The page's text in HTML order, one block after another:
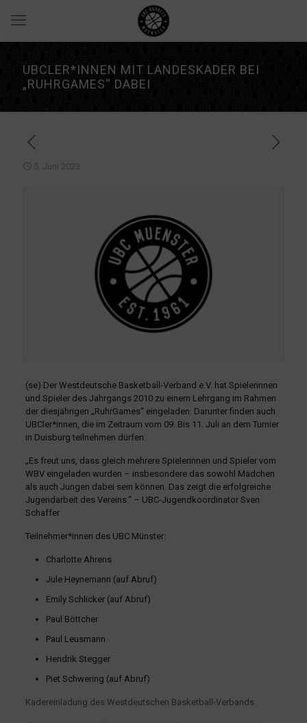
UBCLER*INNEN MIT LANDESKADER BEI
„RUHRGAMES“ DABEI
5. Juni 2023
(se) Der Westdeutsche Basketball-Verband e.V. hat Spielerinnen
und Spieler des Jahrgangs 2010 zu einem Lehrgang im Rahmen
der diesjährigen „RuhrGames“ eingeladen. Darunter finden auch
UBCler*innen, die im Zeitraum vom 09. Bis 11. Juli an dem Turnier
in Duisburg teilnehmen dürfen.
„Es freut uns, dass gleich mehrere Spielerinnen und Spieler vom
WBV eingeladen wurden – insbesondere das sowohl Mädchen
als auch Jungen dabei sein können. Das zeigt die erfolgreiche
Jugendarbeit des Vereins.“ – UBC-Jugendkoordinator Sven
Schaffer
Teilnehmer*innen des UBC Münster:
Charlotte Ahrens
Jule Heynemann (auf Abruf)
Emily Schlicker (auf Abruf)
Paul Böttcher
Paul Leusmann
Hendrik Stegger
Piet Schwering (auf Abruf)
Kadereinladung des Westdeutschen Basketball-Verbands